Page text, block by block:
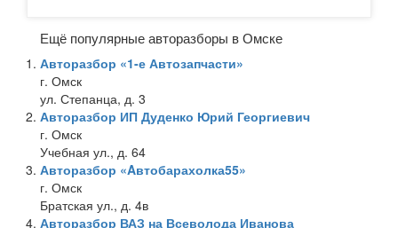
Ещё популярные авторазборы в Омске
Авторазбор «1-е Автозапчасти»
г. Омск
ул. Степанца, д. 3
Авторазбор ИП Дуденко Юрий Георгиевич
г. Омск
Учебная ул., д. 64
Авторазбор «Aвтобарахолка55»
г. Омск
Братская ул., д. 4в
Авторазбор ВАЗ на Всеволода Иванова